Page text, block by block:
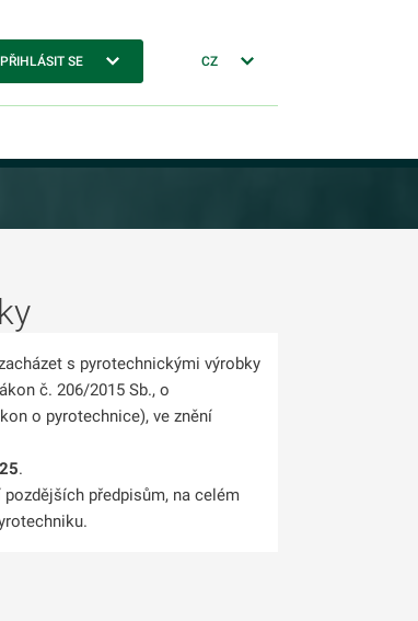
PŘIHLÁSIT SE CZ
s pyrotechnickými výrobky
č. 206/2015 Sb., o
o pyrotechnice), ve znění
.
předpisům, na celém